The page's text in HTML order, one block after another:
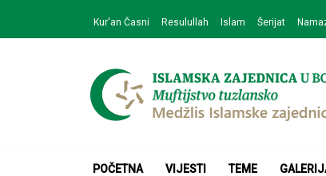
navigation
content
Kur'an Časni Resulullah Islam Šerijat
Medžlis
POČETNA VIJESTI TEME